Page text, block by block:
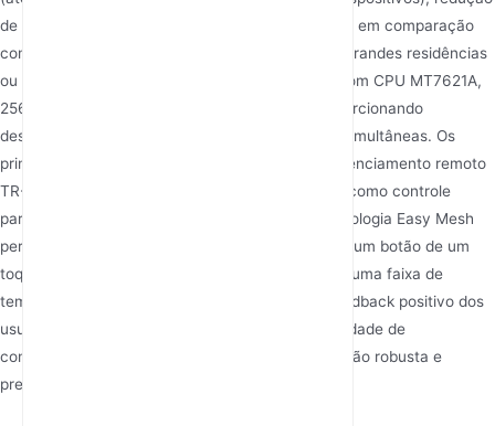
de latência (30% menor) e cobertura (80% maior) em comparação
com gerações anteriores, tornando-o ideal para grandes residências
ou pequenas empresas. O roteador é equipado com CPU MT7621A,
256MB de RAM e 128MB de memória flash, proporcionando
desempenho confiável para múltiplas conexões simultâneas. Os
principais destaques incluem suporte a IPv6, gerenciamento remoto
TR-069 e uma interface amigável com recursos como controle
parental e firewalls para maior segurança. A tecnologia Easy Mesh
permite uma expansão de rede sem esforço com um botão de um
toque, cobrindo toda a casa perfeitamente. Com uma faixa de
temperatura operacional de -40°C a +70°C e feedback positivo dos
usuários sobre sua intensidade de sinal e simplicidade de
configuração, este
é uma opção robusta e
preparada para o futuro.